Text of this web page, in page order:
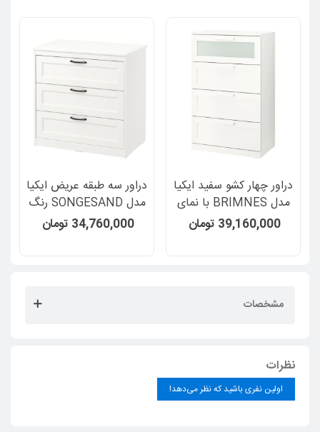
دراور چهار کشو سفید ایکیا
مدل BRIMNES با نمای
شیشه مات
39,160,000 تومان
دراور سه طبقه عریض ایکیا
مدل SONGESAND رنگ
سفید
34,760,000 تومان
مشخصات
نظرات
اولین نفری باشید که نظر می‌دهد!